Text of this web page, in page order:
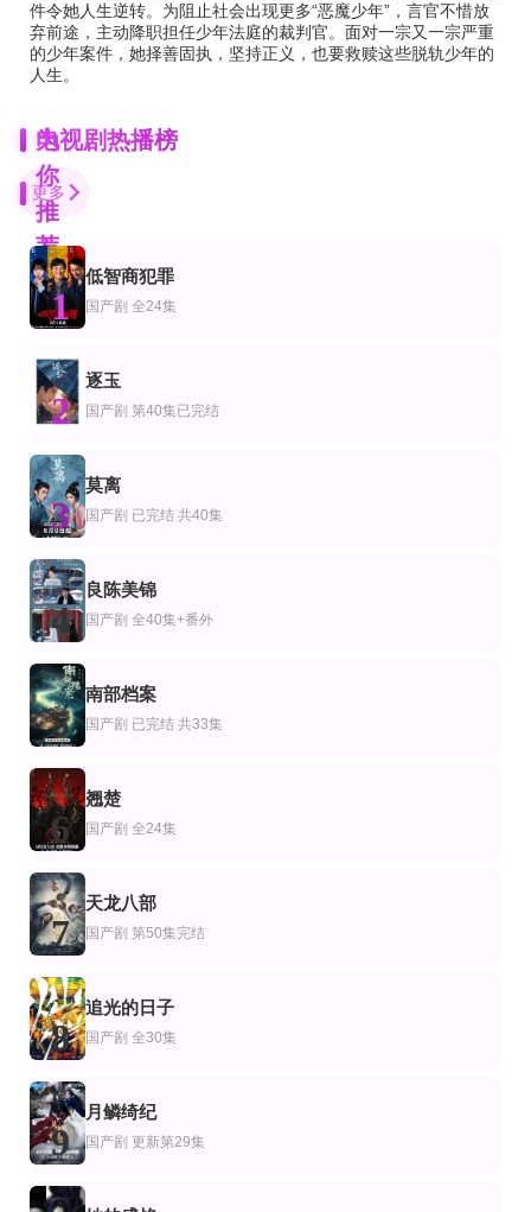
件令她人生逆转。为阻止社会出现更多“恶魔少年”，言官不惜放
弃前途，主动降职担任少年法庭的裁判官。面对一宗又一宗严重
的少年案件，她择善固执，坚持正义，也要救赎这些脱轨少年的
人生。
为
你
推
荐
更新至第03集
卡普卡普
已完结 共5期
紫荆花开
更新至第34集
欢迎光临
更新至02集
我们的排练
已完结
公民良心
连载中 连载到1集
大追踪警视厅SSBC强行犯系 第二季
全集
跳龙门之争锋
李浠雯&张屹杨
全集
真千金回归后，他们赶走了我这个真财神
曹渊＆刘姝妤
已完结
公子，我娶定你了2
鹤男,邱士纶,文渊,尚璇,周柏煊,钱宇,郑楠汐
已完结 共16集
胜利即是正义韩版
李顺载,明桂南,徐恩秀,尹博,周锡泰
全集
我有仙田千倍速，谁说老娘不是仙
曲笑孝＆罗予南＆江路祺＆傅思童
第1集
你的天空～晴转恋
福田步汰,相原一心,柊太朗,中林登生,中山敬悟,朴暋硕,谷口太一
全集
侯门弃子
都钊＆周青玦＆江路祺
更新至02集
校园恋爱警报
Yujeen Aeiyapol Lekpittaya,Yugene Yannawat Intarapaen,彭佩奇·班亚库
完结
天道2023
谢承均,罗彩渝,王湘琪,慧瑜,郑悦心
电视剧热播榜
更多
1
低智商犯罪
国产剧 全24集
2
逐玉
国产剧 第40集已完结
3
莫离
国产剧 已完结 共40集
4
良陈美锦
国产剧 全40集+番外
5
南部档案
国产剧 已完结 共33集
6
翘楚
国产剧 全24集
7
天龙八部
国产剧 第50集完结
8
追光的日子
国产剧 全30集
9
月鳞绮纪
国产剧 更新第29集